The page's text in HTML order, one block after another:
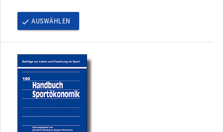
done AUSWÄHLEN